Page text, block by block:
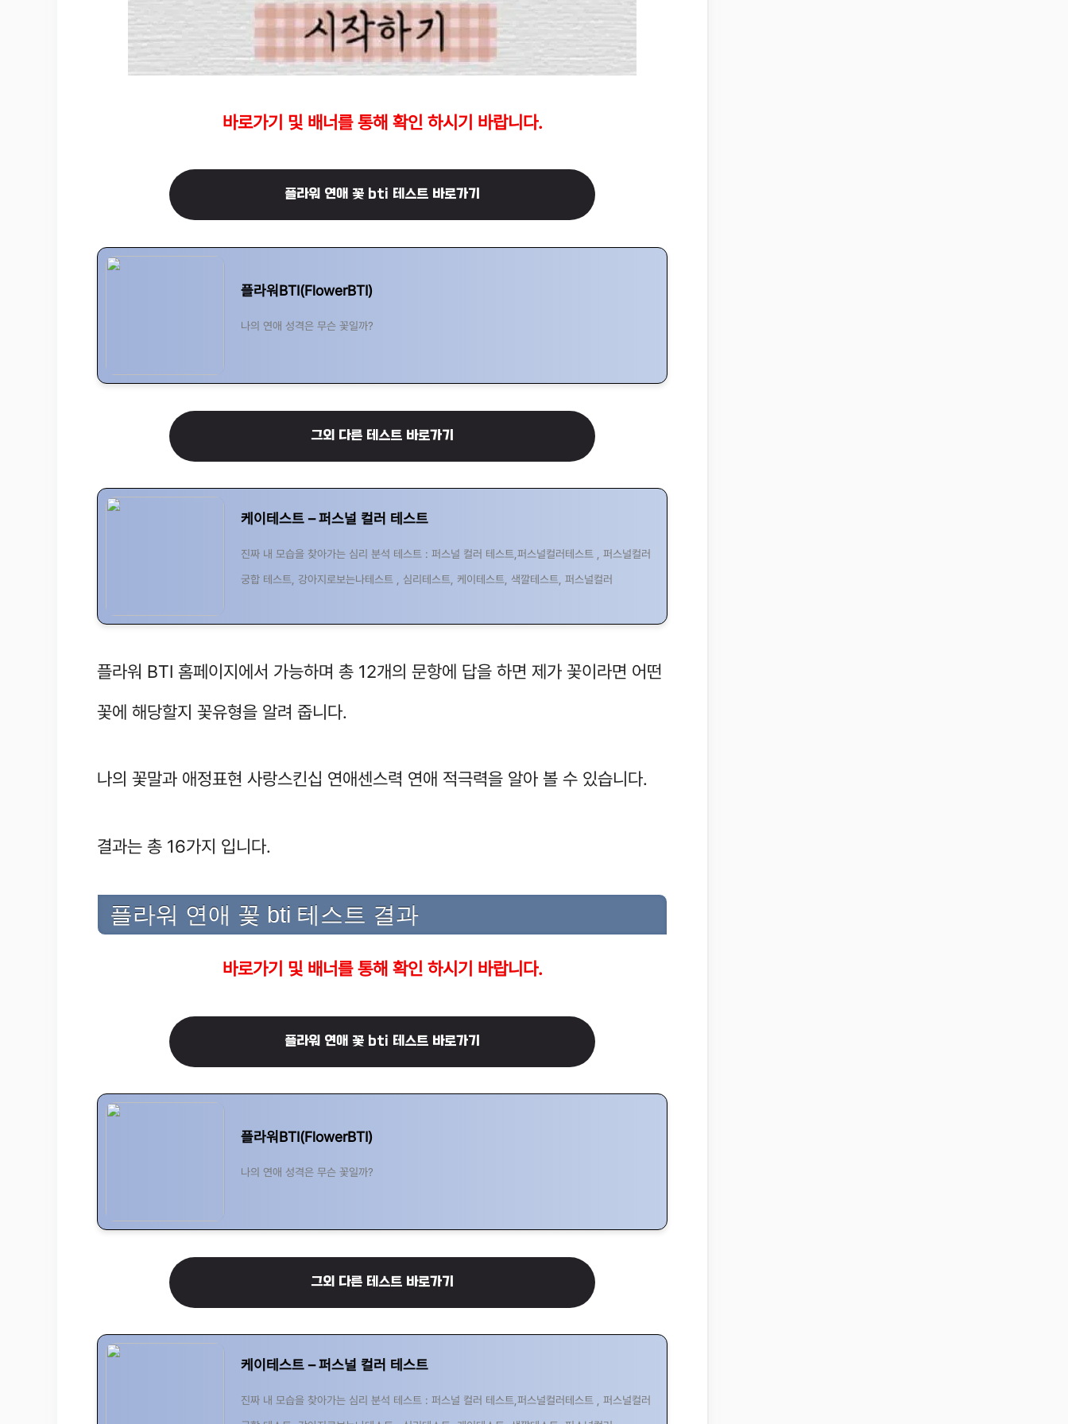
바로가기 및 배너를 통해 확인 하시기 바랍니다.
플라워 연애 꽃 bti 테스트 바로가기
플라워BTI(FlowerBTI)
나의 연애 성격은 무슨 꽃일까?
그외 다른 테스트 바로가기
케이테스트 – 퍼스널 컬러 테스트
진짜 내 모습을 찾아가는 심리 분석 테스트 : 퍼스널 컬러 테스트,퍼스널컬러테스트 , 퍼스널컬러
궁합 테스트, 강아지로보는나테스트 , 심리테스트, 케이테스트, 색깔테스트, 퍼스널컬러
플라워 BTI 홈페이지에서 가능하며 총 12개의 문항에 답을 하면 제가 꽃이라면 어떤
꽃에 해당할지 꽃유형을 알려 줍니다.
나의 꽃말과 애정표현 사랑스킨십 연애센스력 연애 적극력을 알아 볼 수 있습니다.
결과는 총 16가지 입니다.
플라워 연애 꽃 bti 테스트 결과
바로가기 및 배너를 통해 확인 하시기 바랍니다.
플라워 연애 꽃 bti 테스트 바로가기
플라워BTI(FlowerBTI)
나의 연애 성격은 무슨 꽃일까?
그외 다른 테스트 바로가기
케이테스트 – 퍼스널 컬러 테스트
진짜 내 모습을 찾아가는 심리 분석 테스트 : 퍼스널 컬러 테스트,퍼스널컬러테스트 , 퍼스널컬러